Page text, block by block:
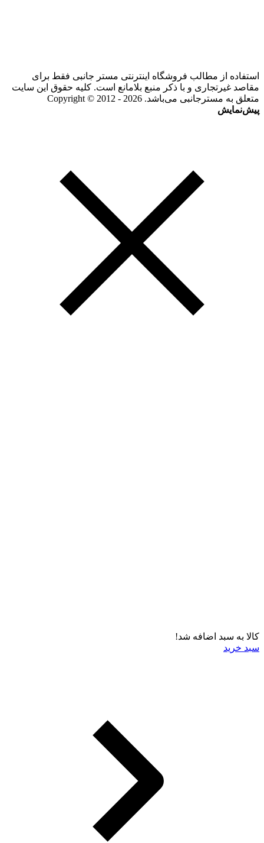
استفاده از مطالب فروشگاه اینترنتی مستر جانبی فقط برای
مقاصد غیرتجاری و با ذکر منبع بلامانع است. کلیه حقوق این سایت
متعلق به مسترجانبی می‌باشد. Copyright © 2012 - 2026
پیش‌نمایش
کالا به سبد اضافه شد!
سبد خرید